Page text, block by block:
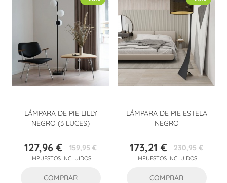
LÁMPARA DE PIE LILLY
NEGRO (3 LUCES)
Precio
127,96 €Precio
base
159,95 €
IMPUESTOS INCLUIDOS
COMPRAR
LÁMPARA DE PIE ESTELA
NEGRO
Precio
173,21 €Precio
base
230,95 €
IMPUESTOS INCLUIDOS
COMPRAR